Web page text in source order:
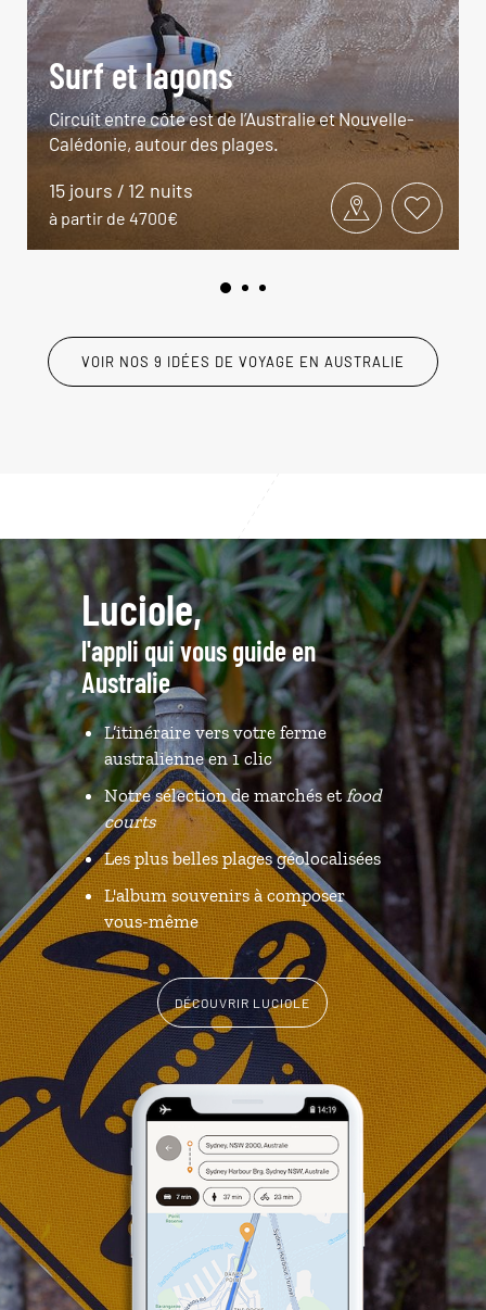
Surf et lagons
Circuit entre côte est de l’Australie et Nouvelle-
Calédonie, autour des plages.
15 jours / 12 nuits
à partir de 4700€
VOIR NOS 9 IDÉES DE VOYAGE EN AUSTRALIE
Luciole,
l'appli qui vous guide en
Australie
L’itinéraire vers votre ferme
australienne en 1 clic
Notre sélection de marchés et food
courts
Les plus belles plages géolocalisées
L'album souvenirs à composer
vous-même
DÉCOUVRIR LUCIOLE